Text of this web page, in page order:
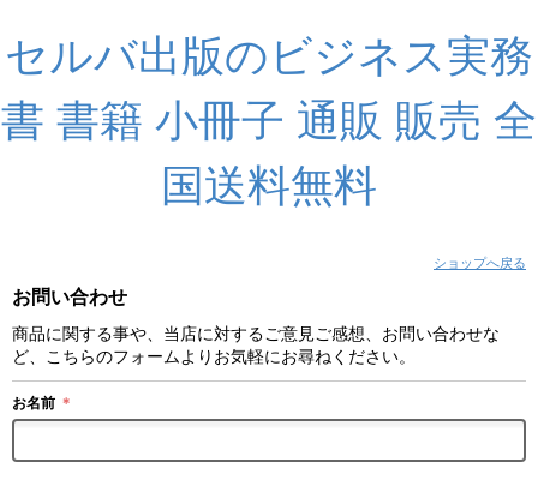
セルバ出版のビジネス実務
書 書籍 小冊子 通販 販売 全
国送料無料
ショップへ戻る
お問い合わせ
商品に関する事や、当店に対するご意見ご感想、お問い合わせな
ど、こちらのフォームよりお気軽にお尋ねください。
お名前 ＊